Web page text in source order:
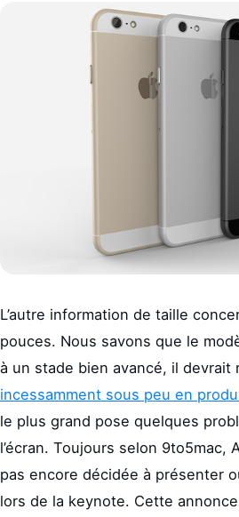
L’autre information de taille
pouces. Nous savons que le
à un stade bien avancé, il devrait
incessamment sous peu en
le plus grand pose quelques
l’écran. Toujours selon 9to5mac,
pas encore décidée à présenter
lors de la keynote. Cette